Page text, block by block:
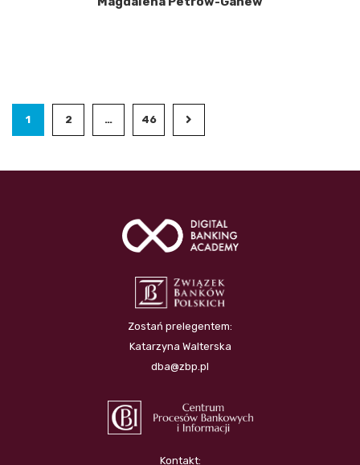
1 2 … 46
Zostań prelegentem:
Katarzyna Walterska
dba@zbp.pl
Kontakt: